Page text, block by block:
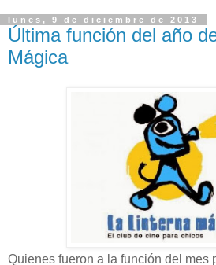
lunes, 9 de diciembre de 2013
Última función del año
Mágica
Quienes fueron a la función del mes